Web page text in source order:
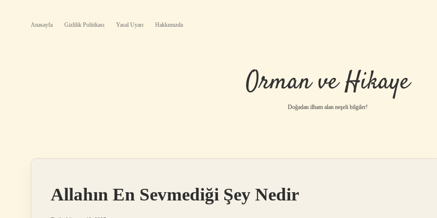
Anasayfa Gizlilik Politikası Yasal Uyarı Hakkımızda
Orman ve Hikaye
Doğadan ilham alan neşeli bilgiler!
Allahın En Sevmediği Şey Nedir